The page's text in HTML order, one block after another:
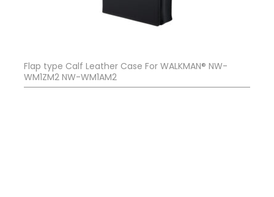
Flap type Calf Leather Case For WALKMAN® NW-
WM1ZM2 NW-WM1AM2